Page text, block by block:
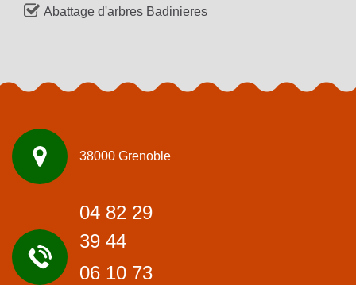
Abattage d'arbres Badinieres
38000 Grenoble
04 82 29
39 44
06 10 73